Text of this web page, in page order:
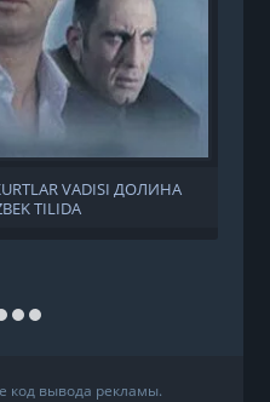
VADISI ДОЛИНА
TILIDA
код вывода рекламы.